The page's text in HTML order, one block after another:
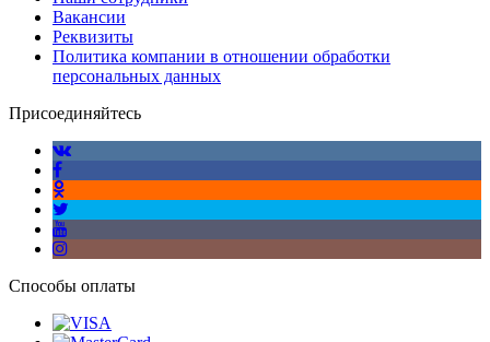
Вакансии
Реквизиты
Политика компании в отношении обработки
персональных данных
Присоединяйтесь
Способы оплаты